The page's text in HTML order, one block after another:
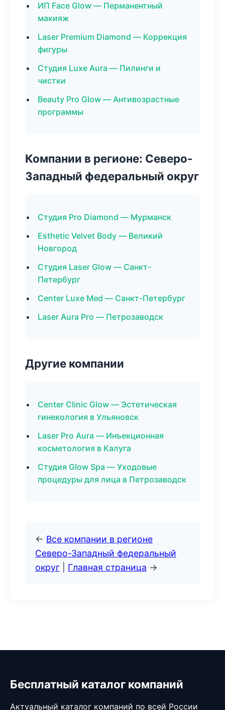
ИП Face Glow — Перманентный
макияж
Laser Premium Diamond — Коррекция
фигуры
Студия Luxe Aura — Пилинги и
чистки
Beauty Pro Glow — Антивозрастные
программы
Компании в регионе: Северо-
Западный федеральный округ
Студия Pro Diamond — Мурманск
Esthetic Velvet Body — Великий
Новгород
Студия Laser Glow — Санкт-
Петербург
Center Luxe Med — Санкт-Петербург
Laser Aura Pro — Петрозаводск
Другие компании
Center Clinic Glow — Эстетическая
гинекология в Ульяновск
Laser Pro Aura — Инъекционная
косметология в Калуга
Студия Glow Spa — Уходовые
процедуры для лица в Петрозаводск
← Все компании в регионе
Северо-Западный федеральный
округ
Главная страница →
Бесплатный каталог компаний
Актуальный каталог компаний по всей России